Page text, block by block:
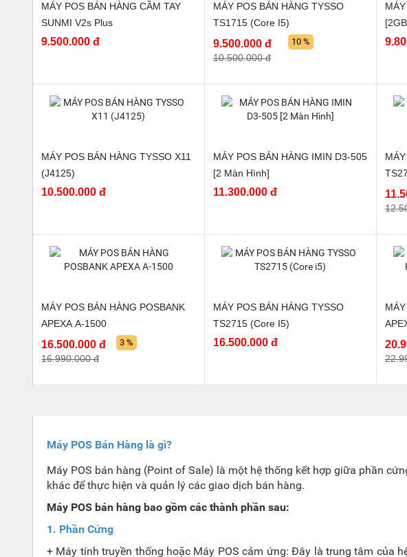
MÁY POS BÁN HÀNG CẦM TAY
SUNMI V2s Plus
9.500.000 đ
MÁY POS BÁN HÀNG TYSSO
TS1715 (Core I5)
9.500.000 đ
10.500.000 đ
10 %
MÁY POS BÁN HÀNG TYSSO X11
(J4125)
10.500.000 đ
MÁY POS BÁN HÀNG IMIN D3-505
[2 Màn Hình]
11.300.000 đ
MÁY POS BÁN HÀNG POSBANK
APEXA A-1500
16.500.000 đ
16.990.000 đ
3 %
MÁY POS BÁN HÀNG TYSSO
TS2715 (Core I5)
16.500.000 đ
Máy POS Bán Hàng là gì?
Máy POS bán hàng (Point of Sale) là một hệ thống kết hợp giữa phần
khác để thực hiện và quản lý các giao dịch bán hàng.
Máy POS bán hàng bao gồm các thành phần sau:
1. Phần Cứng
+ Máy tính truyền thống hoặc Máy POS cảm ứng: Đây là trung tâm của